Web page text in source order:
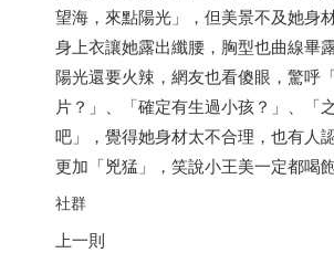
望海，來點陽光」，但美景不及她身
身上衣讓她露出纖腰，胸型也曲線畢
陽光還要火辣，網友也看傻眼，驚呼
片？」、「確定有生過小孩？」、「
吧」，覺得她身材太不合理，也有人
更加「兇猛」，笑說小王美一定都喝飽
社群
上一則